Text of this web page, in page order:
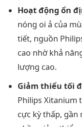
Hoạt động ổn
nóng oi ả của
tiết, nguồn
cao nhờ khả
lượng cao.
Giảm thiểu tối
Philips Xitanium
cực kỳ thấp,